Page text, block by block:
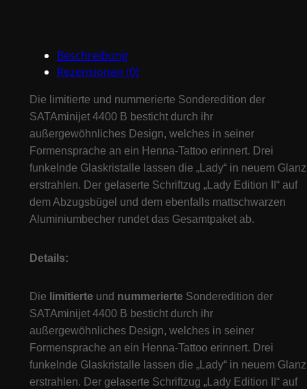
1,2mm
Düsensatz
Beschreibung
Rezensionen (0)
Die limitierte und nummerierte Sonderedition der
SATAminijet 4400 B besticht durch ihr
außergewöhnliches Design, welches in seiner
Formensprache an ein Henna-Tattoo erinnert. Drei
funkelnde Glaskristalle lassen die „Lady“ in neuem Glanz
erstrahlen. Der gelaserte Schriftzug „Lady Edition II“ auf
dem Abzugsbügel und dem ebenfalls mattschwarzen
Aluminiumbecher rundet das Gesamtpaket ab.
Details:
Die limitierte und nummerierte Sonderedition der
SATAminijet 4400 B besticht durch ihr
außergewöhnliches Design, welches in seiner
Formensprache an ein Henna-Tattoo erinnert. Drei
funkelnde Glaskristalle lassen die „Lady“ in neuem Glanz
erstrahlen. Der gelaserte Schriftzug „Lady Edition II“ auf